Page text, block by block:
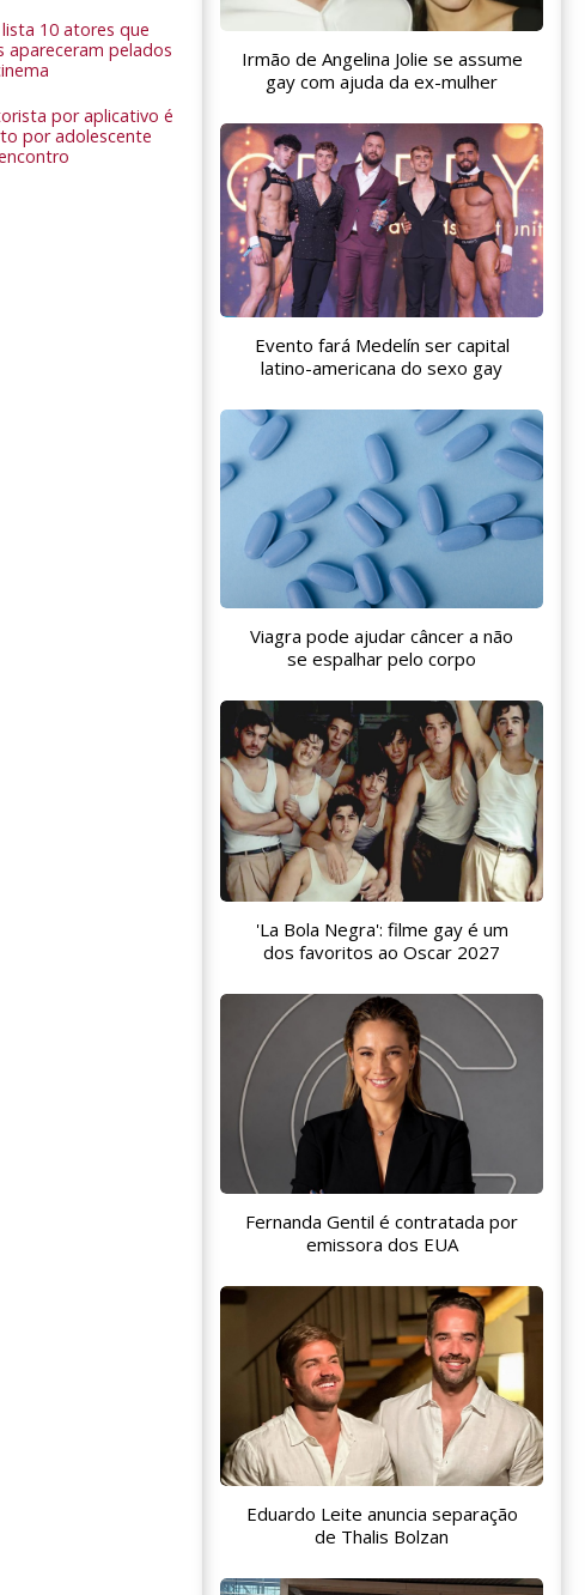
10 atores que
apareceram pelados
por aplicativo é
por adolescente
Irmão de Angelina Jolie se assume
gay com ajuda da ex-mulher
Evento fará Medelín ser capital
latino-americana do sexo gay
Viagra pode ajudar câncer a não
se espalhar pelo corpo
'La Bola Negra': filme gay é um
dos favoritos ao Oscar 2027
Fernanda Gentil é contratada por
emissora dos EUA
Eduardo Leite anuncia separação
de Thalis Bolzan